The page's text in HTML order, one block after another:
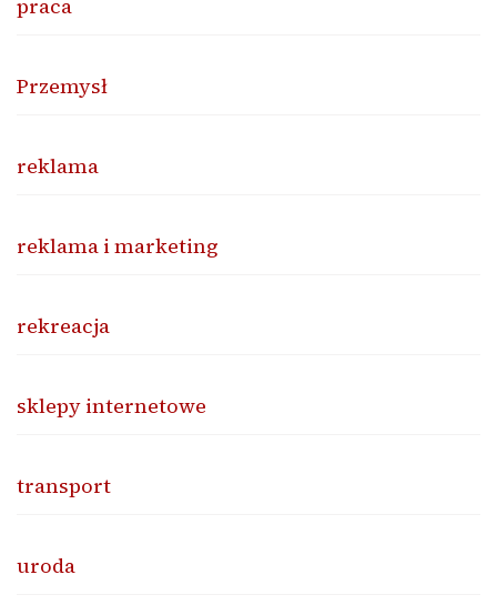
praca
Przemysł
reklama
reklama i marketing
rekreacja
sklepy internetowe
transport
uroda